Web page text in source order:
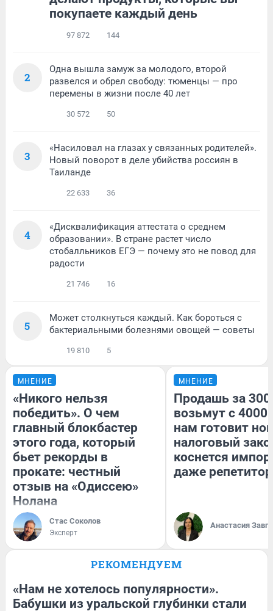
покупаете каждый день
97 872 144
2
Одна вышла замуж за молодого, второй
развелся и обрел свободу: тюменцы — про
перемены в жизни после 40 лет
30 572 50
3
«Насиловал на глазах у связанных родителей».
Новый поворот в деле убийства россиян в
Таиланде
22 633 36
4
«Дисквалификация аттестата о среднем
образовании». В стране растет число
стобалльников ЕГЭ — почему это не повод для
радости
21 746 16
5
Может столкнуться каждый. Как бороться с
бактериальными болезнями овощей — советы
19 810 5
МНЕНИЕ
«Никого нельзя
победить». О чем
главный блокбастер
этого года, который
бьет рекорды в
прокате: честный
отзыв на «Одиссею»
Нолана
Стас Соколов
Эксперт
МНЕНИЕ
Продашь за
возьмут с
нам готовит
налоговый
коснется
даже
Анастасия
РЕКОМЕНДУЕМ
«Нам не хотелось популярности».
Бабушки из уральской глубинки стали